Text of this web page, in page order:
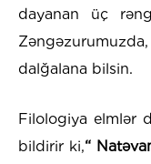
dayanan üç
dalğalana bilsin.
Filologiya elmlər
bildirir ki,“